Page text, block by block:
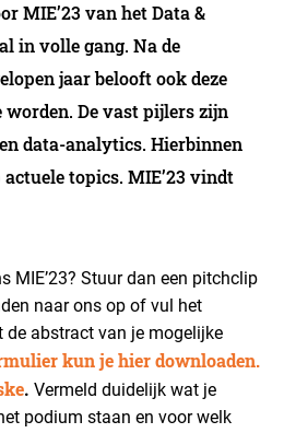
MIE’23 van het Data &
in volle gang. Na de
jaar belooft ook deze
worden. De vast pijlers zijn
data-analytics. Hierbinnen
topics. MIE’23 vindt
MIE’23? Stuur dan een pitchclip
naar ons op of vul het
abstract van je mogelijke
kun je hier downloaden.
. Vermeld duidelijk wat je
podium staan en voor welk